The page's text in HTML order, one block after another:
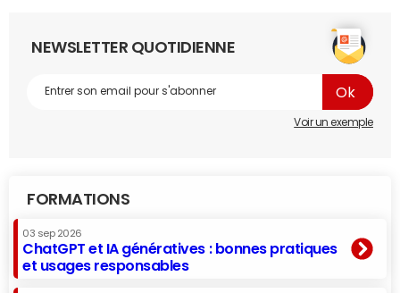
NEWSLETTER QUOTIDIENNE
Voir un exemple
FORMATIONS
03 sep 2026
ChatGPT et IA génératives : bonnes pratiques
et usages responsables